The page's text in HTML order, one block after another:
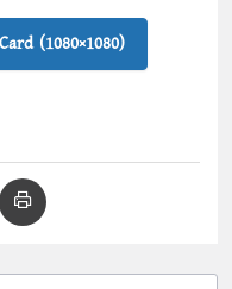
(1080×1080)